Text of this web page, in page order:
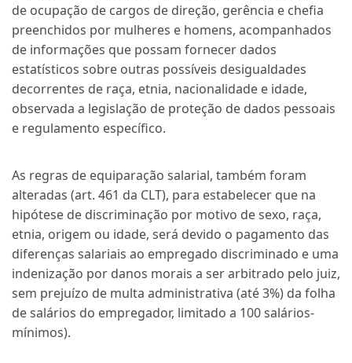
de ocupação de cargos de direção, gerência e chefia
preenchidos por mulheres e homens, acompanhados
de informações que possam fornecer dados
estatísticos sobre outras possíveis desigualdades
decorrentes de raça, etnia, nacionalidade e idade,
observada a legislação de proteção de dados pessoais
e regulamento específico.
As regras de equiparação salarial, também foram
alteradas (art. 461 da CLT), para estabelecer que na
hipótese de discriminação por motivo de sexo, raça,
etnia, origem ou idade, será devido o pagamento das
diferenças salariais ao empregado discriminado e uma
indenização por danos morais a ser arbitrado pelo juiz,
sem prejuízo de multa administrativa (até 3%) da folha
de salários do empregador, limitado a 100 salários-
mínimos).